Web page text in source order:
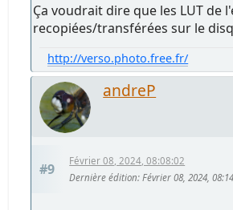
Ça voudrait dire que les LUT de
recopiées/transférées sur le
http://verso.photo.free.fr/
andreP
#9
Février 08, 2024, 08:08:02
Dernière édition: Février 08, 2024,